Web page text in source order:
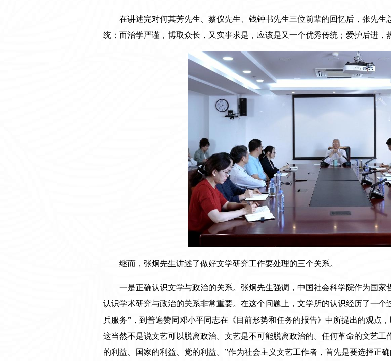
在讲述完对何其芳先生、蔡仪先生、钱钟书先生三位前辈的回忆后，张先
统；而治学严谨，博取众长，又实事求是，应该是又一个优秀传统；爱护后进
继而，张炯先生讲述了做好文学研究工作要处理的三个关系。
一是正确认识文学与政治的关系。张炯先生强调，中国社会科学院作为国
认识学术研究与政治的关系非常重要。在这个问题上，文学所的认识经历了一
兵服务”，到普遍赞同邓小平同志在《目前形势和任务的报告》中所提出的观点
这当然不是说文艺可以脱离政治。文艺是不可能脱离政治的。任何革命的文艺
的利益、国家的利益、党的利益。”作为社会主义文艺工作者，首先是要选择正